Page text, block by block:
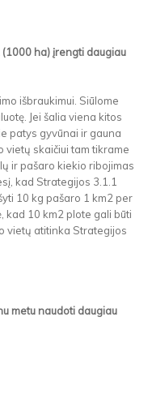
ha) įrengti daugiau
išbraukimui. Siūlome
Jei šalia viena kitos
patys gyvūnai ir gauna
vietų skaičiui tam tikrame
ir pašaro kiekio ribojimas
kad Strategijos 3.1.1
10 kg pašaro 1 km2 per
kad 10 km2 plote gali būti
vietų atitinka Strategijos
metu naudoti daugiau